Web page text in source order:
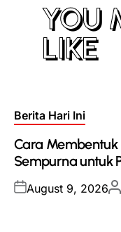
YOU
LIKE
Posted
Berita Hari Ini
Cara
Sempurna untuk
Posted
August 9, 2026